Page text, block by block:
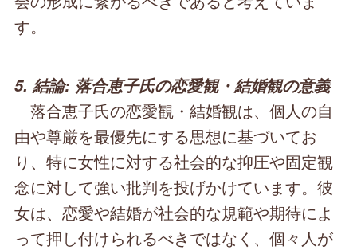
す。
5. 結論: 落合恵子氏の恋愛観・結婚観の意義
落合恵子氏の恋愛観・結婚観は、個人の自
由や尊厳を最優先にする思想に基づいてお
り、特に女性に対する社会的な抑圧や固定観
念に対して強い批判を投げかけています。彼
女は、恋愛や結婚が社会的な規範や期待によ
って押し付けられるべきではなく、個々人が